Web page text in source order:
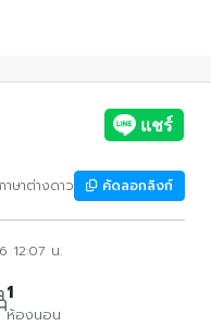
ษาต่างดาว คัดลอกลิงก์
12:07 น.
1
ห้องนอน